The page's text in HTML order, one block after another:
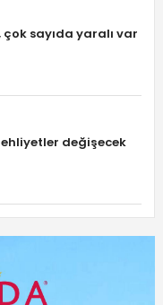
çok sayıda yaralı var
ehliyetler değişecek